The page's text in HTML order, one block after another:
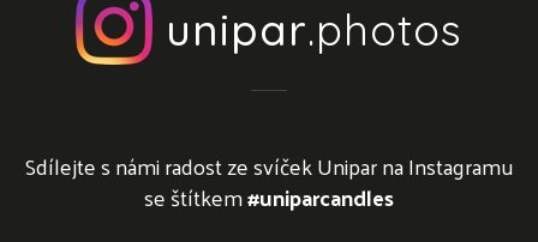
unipar.photos
Sdílejte s námi radost ze svíček Unipar na Instagramu
se štítkem#uniparcandles